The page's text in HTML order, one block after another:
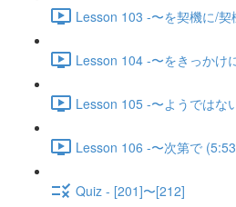
Lesson 103 -〜を契機に/
Lesson 104 -〜をきっかけ
Lesson 105 -〜ようではな
Lesson 106 -〜次第で
Quiz - [201]〜[212]